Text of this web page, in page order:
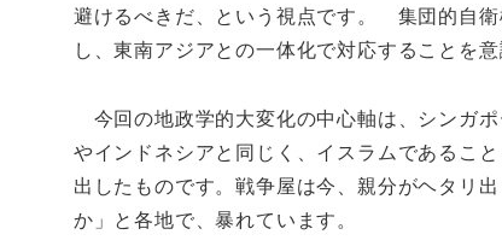
避けるべきだ、という視点です。 集団的自
し、東南アジアとの一体化で対応することを意
今回の地政学的大変化の中心軸は、シンガ
やインドネシアと同じく、イスラムであるこ
出したものです。戦争屋は今、親分がヘタリ
か」と各地で、暴れています。